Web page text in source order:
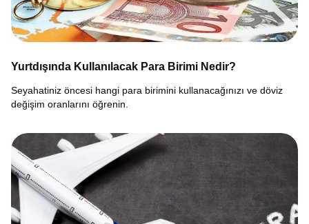
Yurtdışında Kullanılacak Para Birimi Nedir?
Seyahatiniz öncesi hangi para birimini kullanacağınızı ve döviz
değişim oranlarını öğrenin.